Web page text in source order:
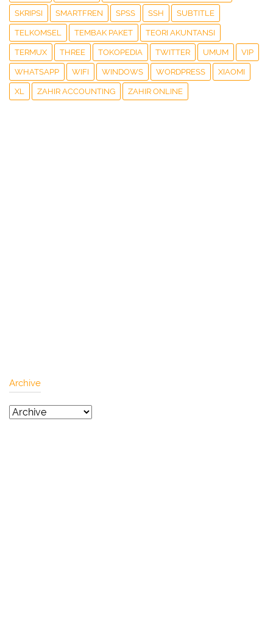
SKRIPSI SMARTFREN SPSS SSH SUBTITLE
TELKOMSEL TEMBAK PAKET TEORI AKUNTANSI
TERMUX THREE TOKOPEDIA TWITTER UMUM VIP
WHATSAPP WIFI WINDOWS WORDPRESS XIAOMI
XL ZAHIR ACCOUNTING ZAHIR ONLINE
Archive